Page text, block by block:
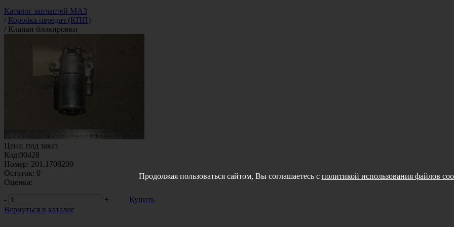
Каталог запчастей МАЗ
/ Коробка передач (КПП)
/ Клапан блокировки
Цена: под заказ
Код:00428
Номер: 201.1708200
Остаток: 0
Оценка:
-
+
Купить
Вернуться в каталог
Продолжая пользоваться сайтом, Вы соглашаетесь с политикой использования файлов